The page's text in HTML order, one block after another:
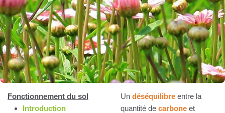
Fonctionnement du sol
Introduction
Un déséquilibre entre la
quantité de carbone et